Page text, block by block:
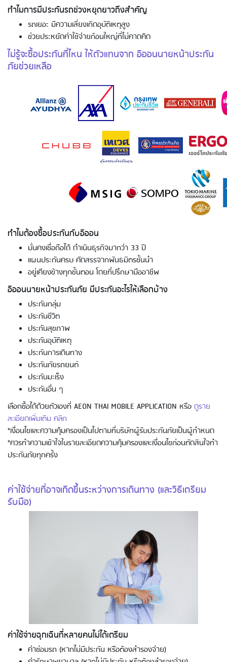
ทำไมการมีประกันรถช่วงหยุดยาวถึงสำคัญ
รถเยอะ มีความเสี่ยงเกิดอุบัติเหตุสูง
ช่วยประหยัดค่าใช้จ่ายก้อนใหญ่ที่ไม่คาดคิด
ไม่รู้จะซื้อประกันที่ไหน ให้ตัวแทนจาก อิออนนายหน้าประกัน
ภัยช่วยเหลือ
ทำไมต้องซื้อประกันกับอิออน
มั่นคงเชื่อถือได้ ดำเนินธุรกิจมากว่า 33 ปี
แผนประกันครบ คัดสรรจากพันธมิตรชั้นนำ
อยู่เคียงข้างทุกขั้นตอน โดยที่ปรึกษามืออาชีพ
อิออนนายหน้าประกันภัย มีประกันอะไรให้เลือกบ้าง
ประกันกลุ่ม
ประกันชีวิต
ประกันสุขภาพ
ประกันอุบัติเหตุ
ประกันการเดินทาง
ประกันภัยรถยนต์
ประกันมะเร็ง
ประกันอื่น ๆ
เลือกซื้อได้ด้วยตัวเองที่ AEON THAI MOBILE APPLICATION หรือ ดูราย
ละเอียดเพิ่มเติม คลิก
*เงื่อนไขและความคุ้มครองเป็นไปตามที่บริษัทผู้รับประกันภัยเป็นผู้กำหนด
*ควรทำความเข้าใจในรายละเอียดความคุ้มครองและเงื่อนไขก่อนตัดสินใจทำ
ประกันภัยทุกครั้ง
ค่าใช้จ่ายที่อาจเกิดขึ้นระหว่างการเดินทาง (และวิธีเตรียม
รับมือ)
ค่าใช้จ่ายฉุกเฉินที่หลายคนไม่ได้เตรียม
ค่าซ่อมรถ (หากไม่มีประกัน หรือต้องสำรองจ่าย)